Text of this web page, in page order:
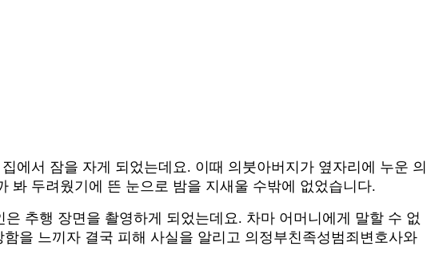
에서 잠을 자게 되었는데요. 이때 의붓아버지가 옆자리에 누운 의
봐 두려웠기에 뜬 눈으로 밤을 지새울 수밖에 없었습니다.
추행 장면을 촬영하게 되었는데요. 차마 어머니에게 말할 수 없
을 느끼자 결국 피해 사실을 알리고 의정부친족성범죄변호사와